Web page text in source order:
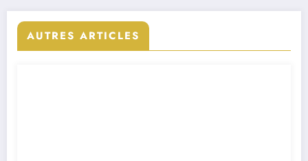
AUTRES ARTICLES